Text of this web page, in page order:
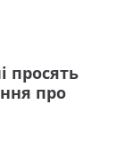
просять
про